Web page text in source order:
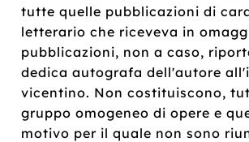
tutte quelle pubblicazioni di
letterario che riceveva in
pubblicazioni, non a caso,
dedica autografa dell'autore
vicentino. Non costituiscono,
gruppo omogeneo di opere e
motivo per il quale non sono